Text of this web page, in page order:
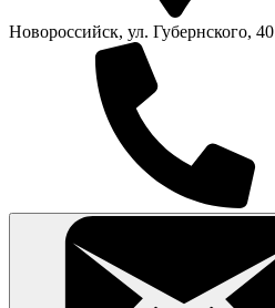
Новороссийск, ул. Губернского, 40